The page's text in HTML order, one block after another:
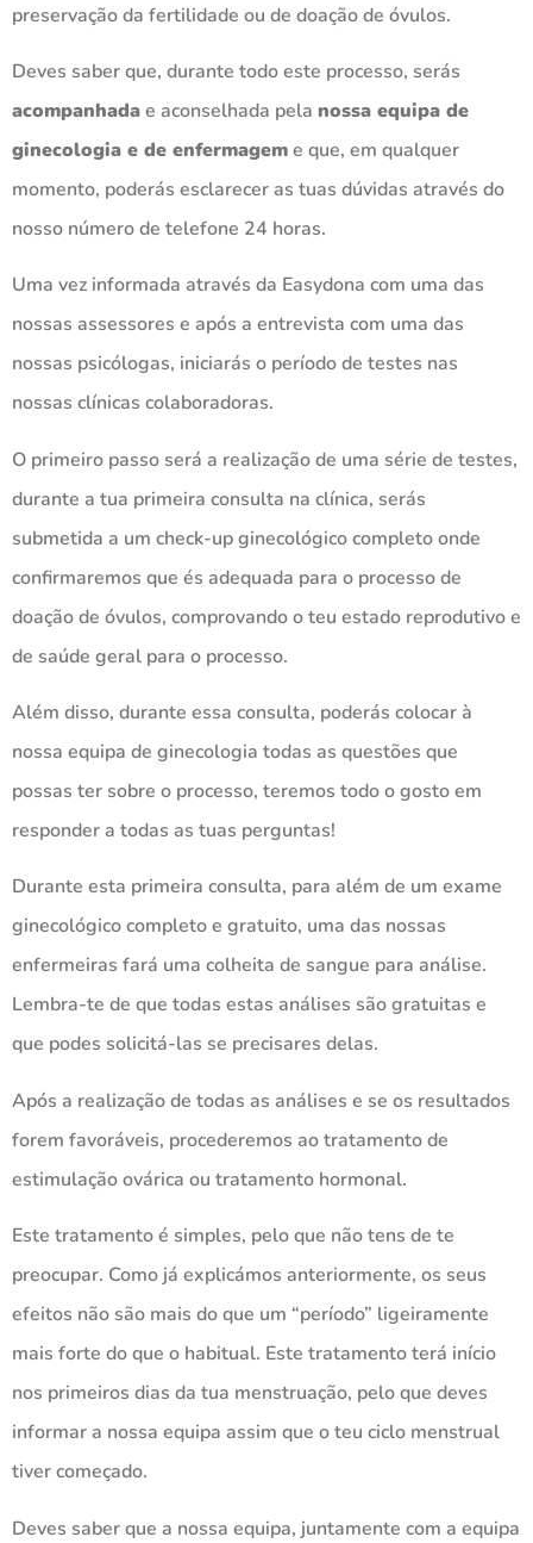
preservação da fertilidade ou de doação de óvulos.
Deves saber que, durante todo este processo, serás
acompanhadae aconselhada pela nossa equipa de
ginecologia e de enfermageme que, em qualquer
momento, poderás esclarecer as tuas dúvidas através do
nosso número de telefone 24 horas.
Uma vez informada através da Easydona com uma das
nossas assessores e após a entrevista com uma das
nossas psicólogas, iniciarás o período de testes nas
nossas clínicas colaboradoras.
O primeiro passo será a realização de uma série de testes,
durante a tua primeira consulta na clínica, serás
submetida a um check-up ginecológico completo onde
confirmaremos que és adequada para o processo de
doação de óvulos, comprovando o teu estado reprodutivo e
de saúde geral para o processo.
Além disso, durante essa consulta, poderás colocar à
nossa equipa de ginecologia todas as questões que
possas ter sobre o processo, teremos todo o gosto em
responder a todas as tuas perguntas!
Durante esta primeira consulta, para além de um exame
ginecológico completo e gratuito, uma das nossas
enfermeiras fará uma colheita de sangue para análise.
Lembra-te de que todas estas análises são gratuitas e
que podes solicitá-las se precisares delas.
Após a realização de todas as análises e se os resultados
forem favoráveis, procederemos ao tratamento de
estimulação ovárica ou tratamento hormonal.
Este tratamento é simples, pelo que não tens de te
preocupar. Como já explicámos anteriormente, os seus
efeitos não são mais do que um “período” ligeiramente
mais forte do que o habitual. Este tratamento terá início
nos primeiros dias da tua menstruação, pelo que deves
informar a nossa equipa assim que o teu ciclo menstrual
tiver começado.
Deves saber que a nossa equipa, juntamente com a equipa